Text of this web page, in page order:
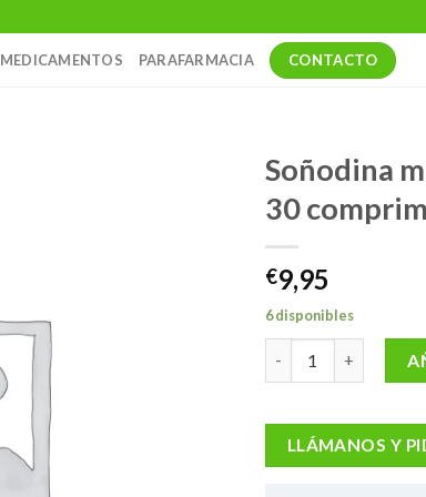
MEDICAMENTOS PARAFARMACIA CONTACTO
Soñodina
30
€9,95
6 disponibles
Soñodina
LLÁMANOS Y